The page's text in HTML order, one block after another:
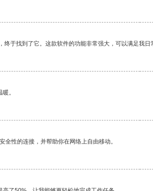
于找到了它。这款软件的功能非常强大，可以满足我
。
性的连接，并帮助你在网络上自由移动。